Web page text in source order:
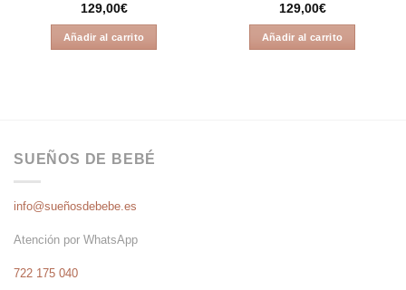
129,00€
Añadir al carrito
129,00€
Añadir al carrito
SUEÑOS DE BEBÉ
info@sueñosdebebe.es
Atención por WhatsApp
722 175 040